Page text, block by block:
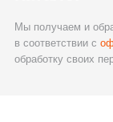
Мы получаем и
в соответствии с
обработку своих